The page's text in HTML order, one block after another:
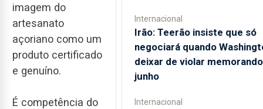
imagem do
artesanato
açoriano como um
produto certificado
e genuíno.
É competência do
Internacional
Irão: Teerão insiste que só
negociará quando
deixar de violar
junho
Internacional